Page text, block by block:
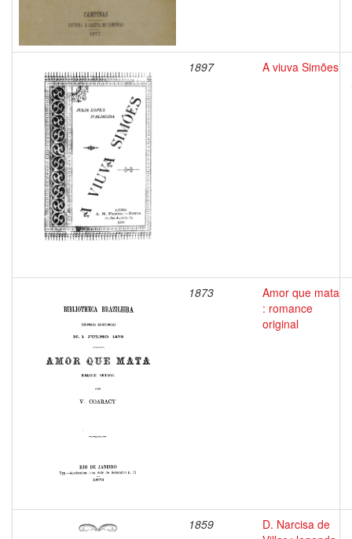
1897 A viuva Simões
1873
Amor que mata
: romance
original
1859
D. Narcisa de